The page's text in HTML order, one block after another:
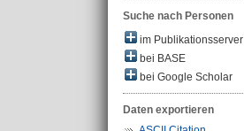
Suche nach Personen
im Publikationsserver
bei BASE
bei Google Scholar
Daten exportieren